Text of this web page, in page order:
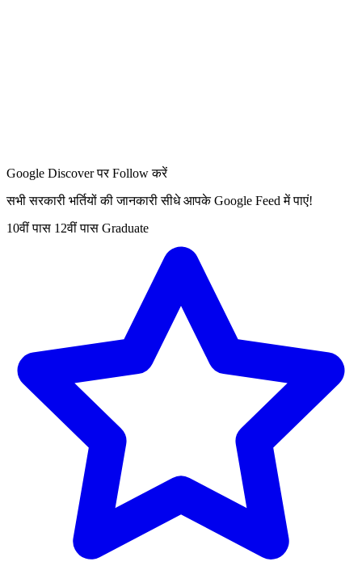
Google Discover पर Follow करें
सभी सरकारी भर्तियों की जानकारी सीधे आपके Google Feed में पाएं!
10वीं पास 12वीं पास Graduate